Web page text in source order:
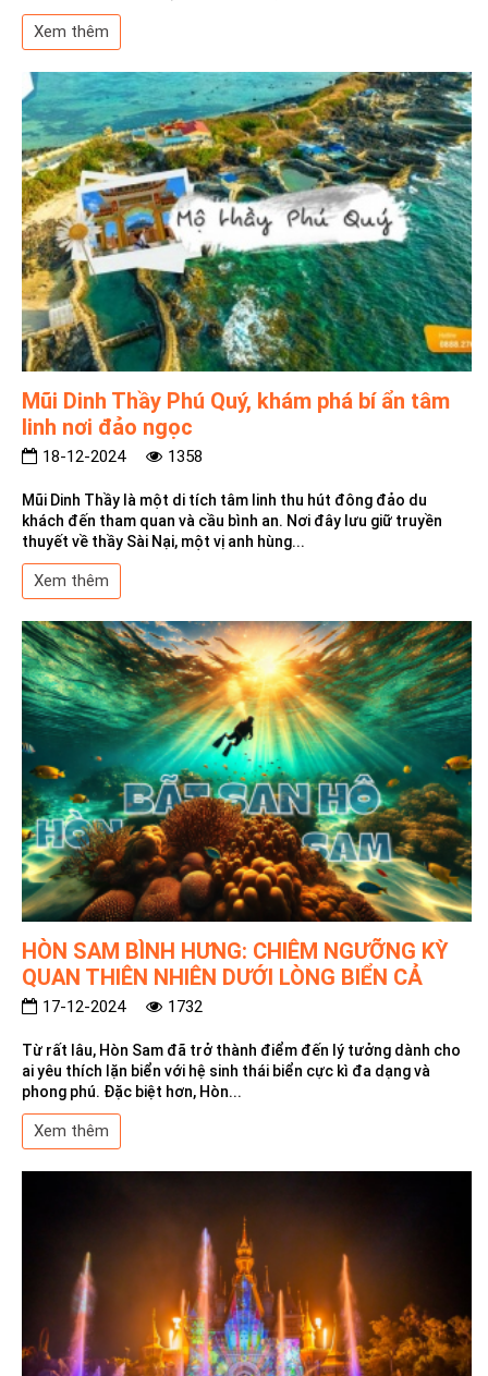
Xem thêm
Mũi Dinh Thầy Phú Quý, khám phá bí ẩn tâm
linh nơi đảo ngọc
18-12-2024 1358
Mũi Dinh Thầy là một di tích tâm linh thu hút đông đảo du
khách đến tham quan và cầu bình an. Nơi đây lưu giữ truyền
thuyết về thầy Sài Nại, một vị anh hùng...
Xem thêm
HÒN SAM BÌNH HƯNG: CHIÊM NGƯỠNG KỲ
QUAN THIÊN NHIÊN DƯỚI LÒNG BIỂN CẢ
17-12-2024 1732
Từ rất lâu, Hòn Sam đã trở thành điểm đến lý tưởng dành cho
ai yêu thích lặn biển với hệ sinh thái biển cực kì đa dạng và
phong phú. Đặc biệt hơn, Hòn...
Xem thêm